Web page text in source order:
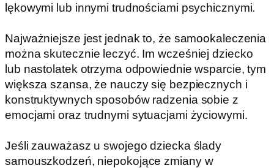
lękowymi lub innymi trudnościami psychicznymi.
Najważniejsze jest jednak to, że samookaleczenia
można skutecznie leczyć. Im wcześniej dziecko
lub nastolatek otrzyma odpowiednie wsparcie, tym
większa szansa, że nauczy się bezpiecznych i
konstruktywnych sposobów radzenia sobie z
emocjami oraz trudnymi sytuacjami życiowymi.
Jeśli zauważasz u swojego dziecka ślady
samouszkodzeń, niepokojące zmiany w